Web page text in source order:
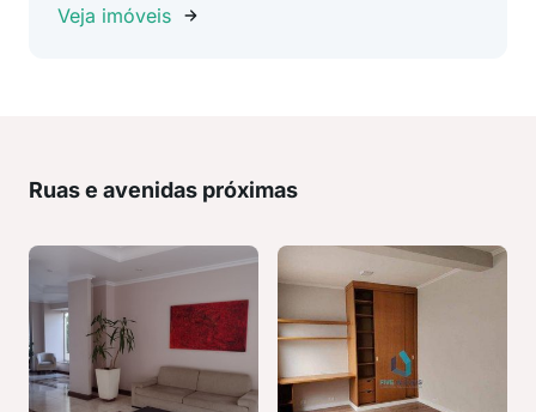
Veja imóveis
Ruas e avenidas próximas